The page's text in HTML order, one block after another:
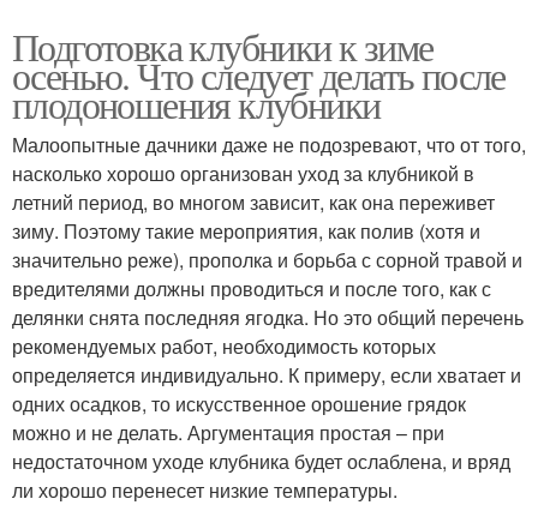
Подготовка клубники к зиме
осенью. Что следует делать после
плодоношения клубники
Малоопытные дачники даже не подозревают, что от того,
насколько хорошо организован уход за клубникой в
летний период, во многом зависит, как она переживет
зиму. Поэтому такие мероприятия, как полив (хотя и
значительно реже), прополка и борьба с сорной травой и
вредителями должны проводиться и после того, как с
делянки снята последняя ягодка. Но это общий перечень
рекомендуемых работ, необходимость которых
определяется индивидуально. К примеру, если хватает и
одних осадков, то искусственное орошение грядок
можно и не делать. Аргументация простая – при
недостаточном уходе клубника будет ослаблена, и вряд
ли хорошо перенесет низкие температуры.